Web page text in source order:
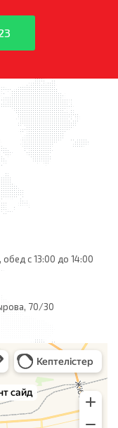
c 13:00 до 14:00
70/30